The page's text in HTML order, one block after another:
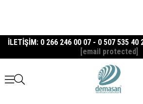
İLETİŞİM: 0 266 246 00 07 - 0 507 535 40
[email protected]